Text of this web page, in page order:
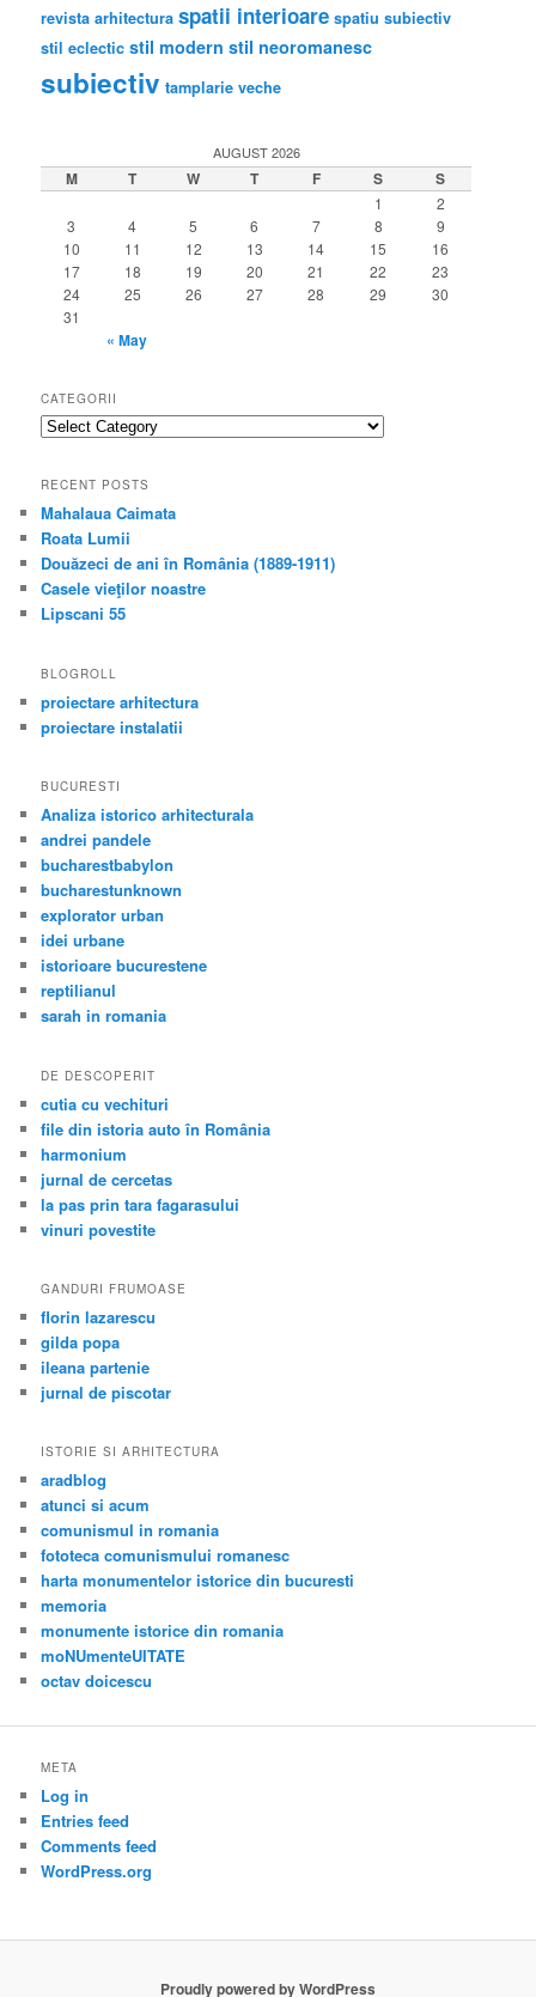
revista arhitectura spatii interioare spatiu subiectiv
stil eclectic stil modern stil neoromanesc
subiectiv tamplarie veche
AUGUST 2026
M T W T F S S
1
2
3
4 5 6 7 8
9
10
11 12 13 14 15
16
17
18 19 20 21 22
23
24
25 26 27 28 29
30
31
« May
CATEGORII
categorii
RECENT POSTS
Mahalaua Caimata
Roata Lumii
Douăzeci de ani în România (1889-1911)
Casele vieţilor noastre
Lipscani 55
BLOGROLL
proiectare arhitectura
proiectare instalatii
BUCURESTI
Analiza istorico arhitecturala
andrei pandele
bucharestbabylon
bucharestunknown
explorator urban
idei urbane
istorioare bucurestene
reptilianul
sarah in romania
DE DESCOPERIT
cutia cu vechituri
file din istoria auto în România
harmonium
jurnal de cercetas
la pas prin tara fagarasului
vinuri povestite
GANDURI FRUMOASE
florin lazarescu
gilda popa
ileana partenie
jurnal de piscotar
ISTORIE SI ARHITECTURA
aradblog
atunci si acum
comunismul in romania
fototeca comunismului romanesc
harta monumentelor istorice din bucuresti
memoria
monumente istorice din romania
moNUmenteUITATE
octav doicescu
META
Log in
Entries feed
Comments feed
WordPress.org
Proudly powered by WordPress